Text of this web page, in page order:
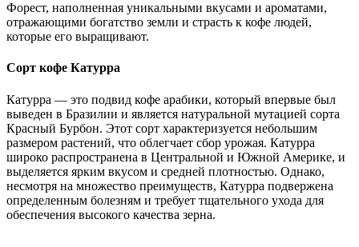
Форест, наполненная уникальными вкусами и ароматами,
отражающими богатство земли и страсть к кофе людей,
которые его выращивают.
Сорт кофе Катурра
Катурра — это подвид кофе арабики, который впервые был
выведен в Бразилии и является натуральной мутацией сорта
Красный Бурбон. Этот сорт характеризуется небольшим
размером растений, что облегчает сбор урожая. Катурра
широко распространена в Центральной и Южной Америке, и
выделяется ярким вкусом и средней плотностью. Однако,
несмотря на множество преимуществ, Катурра подвержена
определенным болезням и требует тщательного ухода для
обеспечения высокого качества зерна.